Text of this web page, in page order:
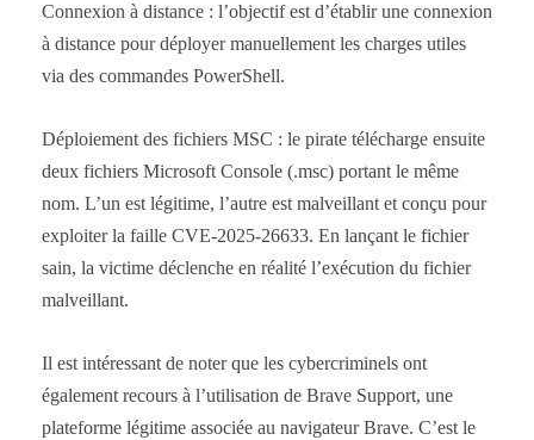
Connexion à distance : l’objectif est d’établir une connexion
à distance pour déployer manuellement les charges utiles
via des commandes PowerShell.
Déploiement des fichiers MSC : le pirate télécharge ensuite
deux fichiers Microsoft Console (.msc) portant le même
nom. L’un est légitime, l’autre est malveillant et conçu pour
exploiter la faille CVE-2025-26633. En lançant le fichier
sain, la victime déclenche en réalité l’exécution du fichier
malveillant.
Il est intéressant de noter que les cybercriminels ont
également recours à l’utilisation de Brave Support, une
plateforme légitime associée au navigateur Brave. C’est le